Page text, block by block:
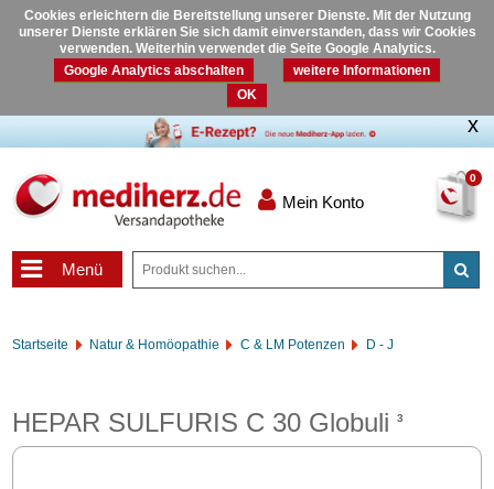
Cookies erleichtern die Bereitstellung unserer Dienste. Mit der Nutzung
unserer Dienste erklären Sie sich damit einverstanden, dass wir Cookies
verwenden. Weiterhin verwendet die Seite Google Analytics.
Google Analytics abschalten
weitere Informationen
OK
0
Mein Konto
Menü
Startseite Natur & Homöopathie C & LM Potenzen D - J
HEPAR SULFURIS C 30 Globuli3